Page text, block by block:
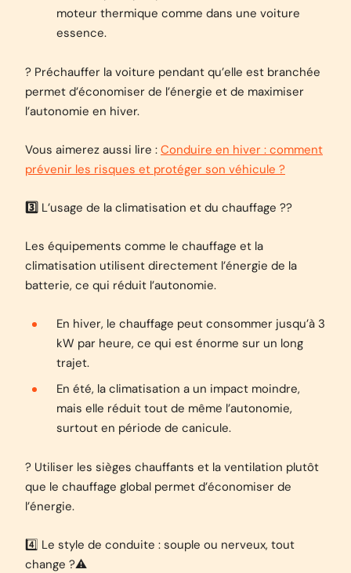
moteur thermique comme dans une voiture
essence.
? Préchauffer la voiture pendant qu’elle est branchée
permet d’économiser de l’énergie et de maximiser
l’autonomie en hiver.
Vous aimerez aussi lire : Conduire en hiver : comment
prévenir les risques et protéger son véhicule ?
3️⃣ L’usage de la climatisation et du chauffage ?️?
Les équipements comme le chauffage et la
climatisation utilisent directement l’énergie de la
batterie, ce qui réduit l’autonomie.
En hiver, le chauffage peut consommer jusqu’à 3
kW par heure, ce qui est énorme sur un long
trajet.
En été, la climatisation a un impact moindre,
mais elle réduit tout de même l’autonomie,
surtout en période de canicule.
? Utiliser les sièges chauffants et la ventilation plutôt
que le chauffage global permet d’économiser de
l’énergie.
4️⃣ Le style de conduite : souple ou nerveux, tout
change ?⚠️